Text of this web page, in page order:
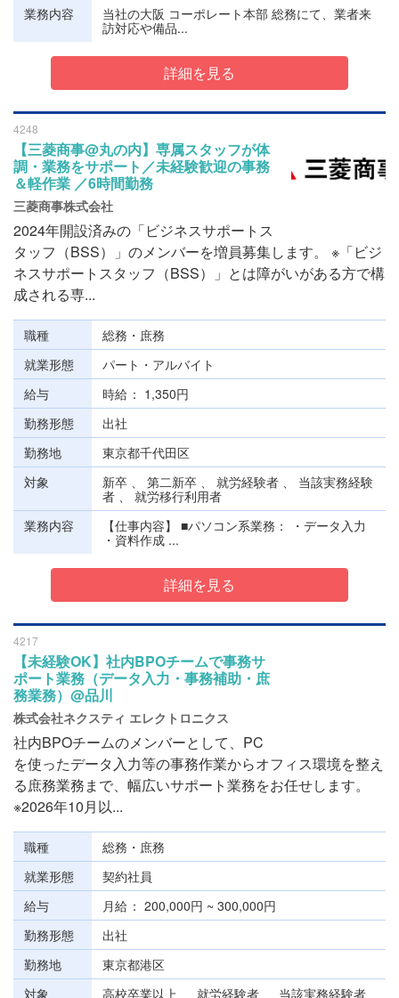
業務内容
当社の大阪 コーポレート本部 総務にて、業者来
訪対応や備品...
詳細を見る
4248
【三菱商事@丸の内】専属スタッフが体
調・業務をサポート／未経験歓迎の事務
＆軽作業 ／6時間勤務
三菱商事株式会社
2024年開設済みの「ビジネスサポートス
タッフ（BSS）」のメンバーを増員募集します。 ※「ビジ
ネスサポートスタッフ（BSS）」とは障がいがある方で構
成される専...
職種
総務・庶務
就業形態
パート・アルバイト
給与
時給
1,350円
勤務形態
出社
勤務地
東京都千代田区
対象
新卒 、 第二新卒 、 就労経験者 、 当該実務経験
者 、 就労移行利用者
業務内容
【仕事内容】 ■パソコン系業務： ・データ入力
・資料作成 ...
詳細を見る
4217
【未経験OK】社内BPOチームで事務サ
ポート業務（データ入力・事務補助・庶
務業務）@品川
株式会社ネクスティ エレクトロニクス
社内BPOチームのメンバーとして、PC
を使ったデータ入力等の事務作業からオフィス環境を整え
る庶務業務まで、幅広いサポート業務をお任せします。
※2026年10月以...
職種
総務・庶務
就業形態
契約社員
給与
月給
200,000円 ~ 300,000円
勤務形態
出社
勤務地
東京都港区
対象
高校卒業以上 、 就労経験者 、 当該実務経験者